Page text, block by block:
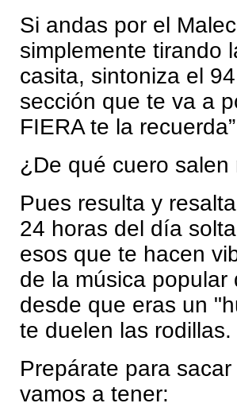
Si andas por el
simplemente tirando
casita, sintoniza el
sección que te va a
FIERA te la
¿De qué cuero salen
Pues resulta y
24 horas del día
esos que te hacen
de la música
desde que eras un
te duelen las rodillas.
Prepárate para
vamos a tener: